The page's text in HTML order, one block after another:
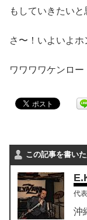
もしていきたいと
さ〜！いよいよホ
ワワワワケンロー
この記事を書いた
代表
沖